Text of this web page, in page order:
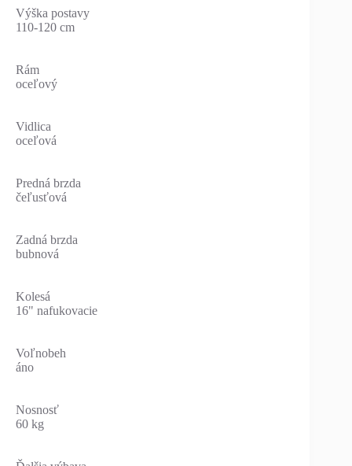
Výška postavy
110-120 cm
Rám
oceľový
Vidlica
oceľová
Predná brzda
čeľusťová
Zadná brzda
bubnová
Kolesá
16" nafukovacie
Voľnobeh
áno
Nosnosť
60 kg